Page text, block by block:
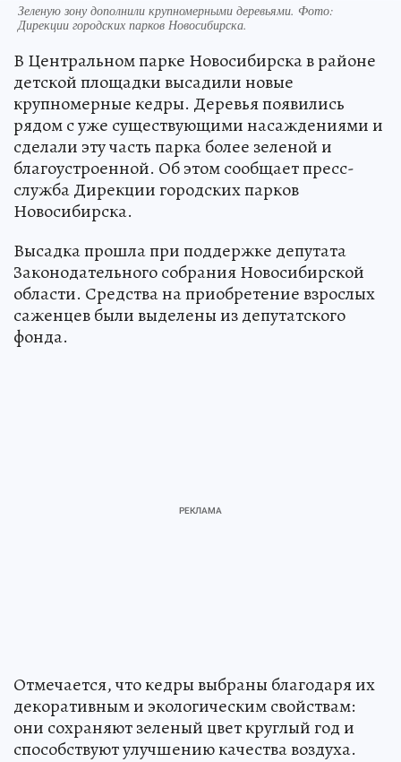
Зеленую зону дополнили крупномерными деревьями. Фото:
Дирекции городских парков Новосибирска.
В Центральном парке Новосибирска в районе
детской площадки высадили новые
крупномерные кедры. Деревья появились
рядом с уже существующими насаждениями и
сделали эту часть парка более зеленой и
благоустроенной. Об этом сообщает пресс-
служба Дирекции городских парков
Новосибирска.
Высадка прошла при поддержке депутата
Законодательного собрания Новосибирской
области. Средства на приобретение взрослых
саженцев были выделены из депутатского
фонда.
Отмечается, что кедры выбраны благодаря их
декоративным и экологическим свойствам:
они сохраняют зеленый цвет круглый год и
способствуют улучшению качества воздуха.